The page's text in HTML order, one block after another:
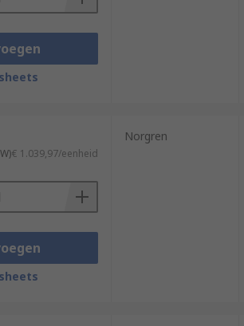
€ 1.039,97/eenheid
Norgren